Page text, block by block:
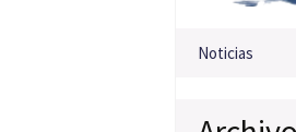
Saltar al
Noticias